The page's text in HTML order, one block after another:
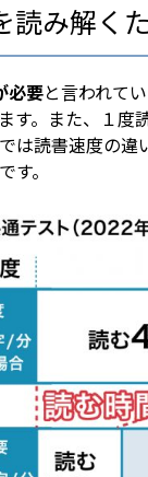
読み解く
必要と言われて
す。また、１
は読書速度の
です。